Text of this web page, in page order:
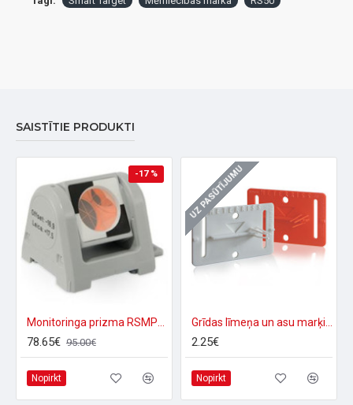
SAISTĪTIE PRODUKTI
-17 %
78.65€ 95.00€
Nopirkt
UZ PASŪTĪJUMU
2.25€
Nopirkt